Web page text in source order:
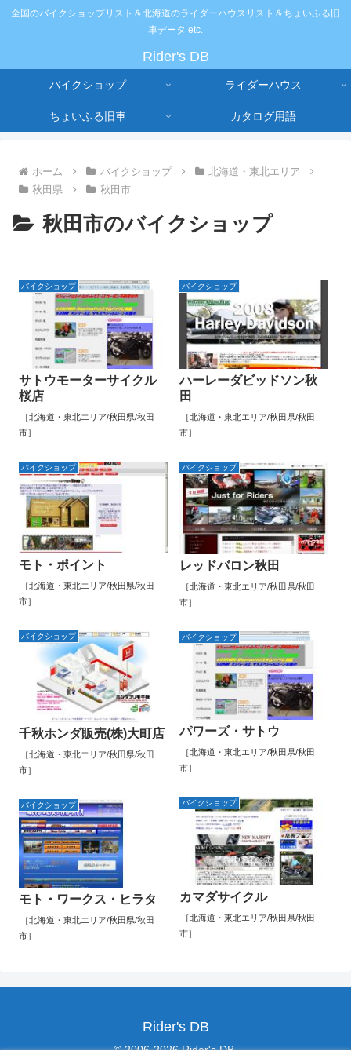
全国のバイクショップリスト＆北海道のライダーハウスリスト＆ちょいふる旧
車データ etc.
Rider's DB
バイクショップ ライダーハウス
ちょいふる旧車 カタログ用語
ホーム バイクショップ
北海道・東北エリア
秋田県
秋田市
秋田市のバイクショップ
バイクショップ
サトウモーターサイクル
桜店
［北海道・東北エリア/秋田県/秋田
市］
バイクショップ
ハーレーダビッドソン秋
田
［北海道・東北エリア/秋田県/秋田
市］
バイクショップ
モト・ポイント
［北海道・東北エリア/秋田県/秋田
市］
バイクショップ
レッドバロン秋田
［北海道・東北エリア/秋田県/秋田
市］
バイクショップ
千秋ホンダ販売(株)大町店
［北海道・東北エリア/秋田県/秋田
市］
バイクショップ
パワーズ・サトウ
［北海道・東北エリア/秋田県/秋田
市］
バイクショップ
カマダサイクル
［北海道・東北エリア/秋田県/秋田
市］
バイクショップ
モト・ワークス・ヒラタ
［北海道・東北エリア/秋田県/秋田
市］
Rider's DB
© 2006-2026 Rider's DB.